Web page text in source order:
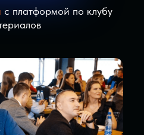
деле, во что
с собой
из глубины
страстные
позывы и
и
надо, хочу не